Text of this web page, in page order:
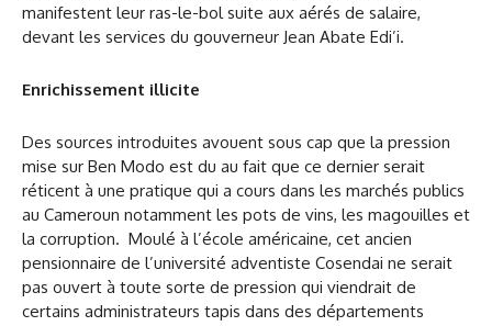
manifestent leur ras-le-bol suite aux aérés de salaire,
devant les services du gouverneur Jean Abate Edi’i.
Enrichissement illicite
Des sources introduites avouent sous cap que la pression
mise sur Ben Modo est du au fait que ce dernier serait
réticent à une pratique qui a cours dans les marchés publics
au Cameroun notamment les pots de vins, les magouilles et
la corruption. Moulé à l’école américaine, cet ancien
pensionnaire de l’université adventiste Cosendai ne serait
pas ouvert à toute sorte de pression qui viendrait de
certains administrateurs tapis dans des départements